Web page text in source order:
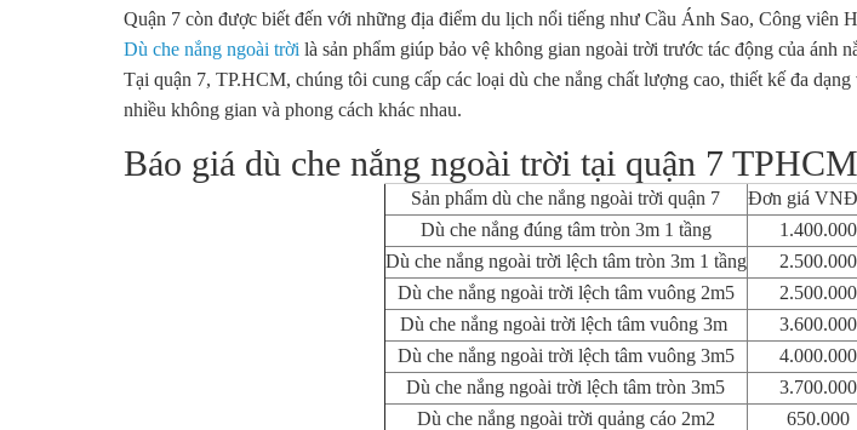
Quận 7 còn được biết đến với những địa điểm du lịch nổi tiếng như Cầu Ánh Sao, Công viên
Dù che nắng ngoài trời là sản phẩm giúp bảo vệ không gian ngoài trời trước tác động của ánh
Tại quận 7, TP.HCM, chúng tôi cung cấp các loại dù che nắng chất lượng cao, thiết kế đa
nhiều không gian và phong cách khác nhau.
Báo giá dù che nắng ngoài trời tại quận 7 TPHCM
Sản phẩm dù che nắng ngoài trời quận 7
Đơn giá
Dù che nắng đúng tâm tròn 3m 1 tầng
1.400.000
Dù che nắng ngoài trời lệch tâm tròn 3m 1 tầng
2.500.000
Dù che nắng ngoài trời lệch tâm vuông 2m5
2.500.000
Dù che nắng ngoài trời lệch tâm vuông 3m
3.600.000
Dù che nắng ngoài trời lệch tâm vuông 3m5
4.000.000
Dù che nắng ngoài trời lệch tâm tròn 3m5
3.700.000
Dù che nắng ngoài trời quảng cáo 2m2
650.000